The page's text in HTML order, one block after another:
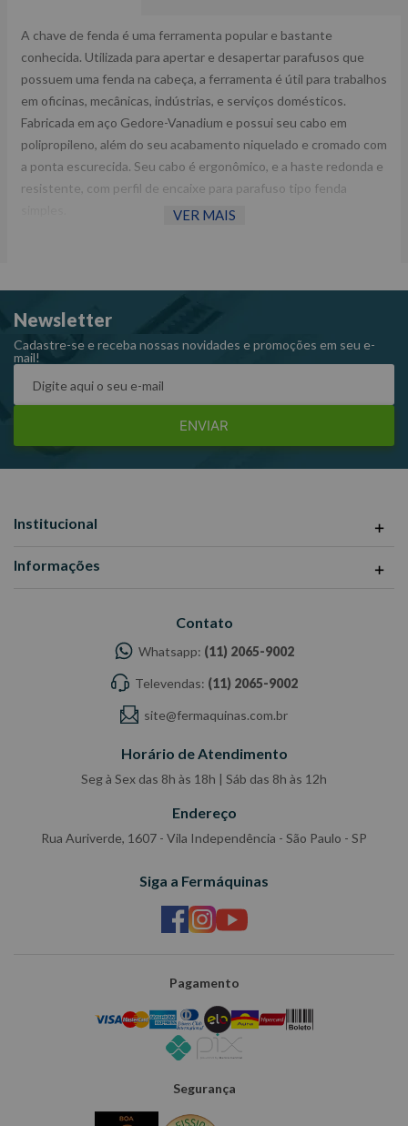
A chave de fenda é uma ferramenta popular e bastante
conhecida. Utilizada para apertar e desapertar parafusos que
possuem uma fenda na cabeça, a ferramenta é útil para trabalhos
em oficinas, mecânicas, indústrias, e serviços domésticos.
Fabricada em aço Gedore-Vanadium e possui seu cabo em
polipropileno, além do seu acabamento niquelado e cromado com
a ponta escurecida. Seu cabo é ergonômico, e a haste redonda e
resistente, com perfil de encaixe para parafuso tipo fenda
Dimensões da embalagem CxLxA (mm): 210x20x20 Peso: 0,050
Kg Ref: 1501/4X4
Garantia: 1 ano Fabricante: GEDORE -Imagens meramente
ilustrativas -Todas as informações divulgadas são de
responsabilidade do Fabricante/Fornecedor.
VER MAIS
Newsletter
Cadastre-se e receba nossas novidades e promoções em seu e-
mail!
ENVIAR
Institucional
Informações
Contato
Whatsapp: (11) 2065-9002
Televendas: (11) 2065-9002
site@fermaquinas.com.br
Horário de Atendimento
Seg à Sex das 8h às 18h | Sáb das 8h às 12h
Endereço
Rua Auriverde, 1607 - Vila Independência - São Paulo - SP
Siga a Fermáquinas
Pagamento
Segurança